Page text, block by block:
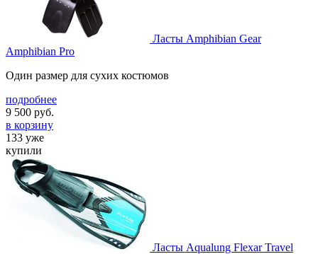
Ласты Amphibian Gear
Amphibian Pro
Один размер для сухих костюмов
подробнее
9 500 руб.
в корзину
133 уже
купили
Ласты Aqualung Flexar Travel